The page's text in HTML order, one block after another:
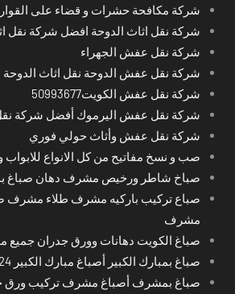
شركة مكافحة حشرات و قضاء على
شركة نقل اثاث الدوحة افضل شركة نقل
شركة نقل عفش الجهراء
شركة نقل عفش الدوحة نقل اثاث الدوحة
شركة نقل عفش الكويت50993677
شركة نقل عفش اليرموك أفضل شركة
شركة نقل عفش وأثاث حولي فوري
صب و نسخ مفاتيح من كل الانواع للابواب
صباخ شاطر ورخيص مشرف دهان صباغ
صباع تركيب باركيه مشرف طلاء مشرف
مشرف
صباغ الكويت دهانات وورق جدران جميع
صباغ بمبارك الكبير أصباغ مبارك الكبير 24 ساعة الكويت
صباغ بمشرف أصباغ مشرف تركيب ورق